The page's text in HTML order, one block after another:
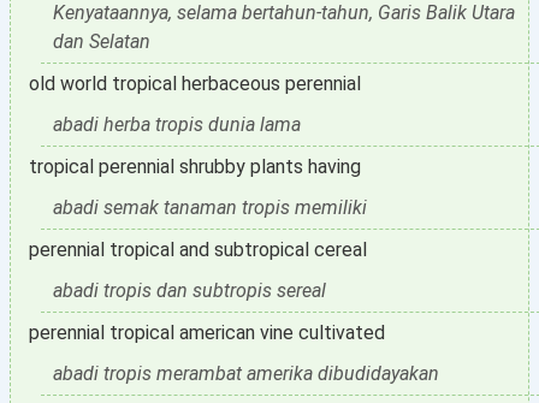
Kenyataannya, selama bertahun-tahun, Garis Balik Utara
dan Selatan
old world tropical herbaceous perennial
abadi herba tropis dunia lama
tropical perennial shrubby plants having
abadi semak tanaman tropis memiliki
perennial tropical and subtropical cereal
abadi tropis dan subtropis sereal
perennial tropical american vine cultivated
abadi tropis merambat amerika dibudidayakan